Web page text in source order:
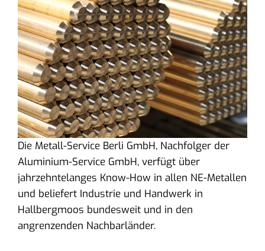
Die Metall-Service Berli GmbH, Nachfolger der
Aluminium-Service GmbH, verfügt über
jahrzehntelanges Know-How in allen NE-Metallen
und beliefert Industrie und Handwerk in
Hallbergmoos bundesweit und in den
angrenzenden Nachbarländer.